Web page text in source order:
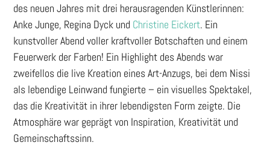
des neuen Jahres mit drei herausragenden Künstlerinnen:
Anke Junge, Regina Dyck und Christine Eickert. Ein
kunstvoller Abend voller kraftvoller Botschaften und einem
Feuerwerk der Farben! Ein Highlight des Abends war
zweifellos die live Kreation eines Art-Anzugs, bei dem Nissi
als lebendige Leinwand fungierte – ein visuelles Spektakel,
das die Kreativität in ihrer lebendigsten Form zeigte. Die
Atmosphäre war geprägt von Inspiration, Kreativität und
Gemeinschaftssinn.